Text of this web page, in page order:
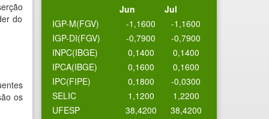
do
os
Jun
Jul
IGP-M(FGV)
-1,1600
-1,1600
IGP-DI(FGV)
-0,7900
-0,7900
INPC(IBGE)
0,1400
0,1400
IPCA(IBGE)
0,1600
0,1600
IPC(FIPE)
0,1800
-0,0300
SELIC
1,1200
1,2200
UFESP
38,4200 38,4200